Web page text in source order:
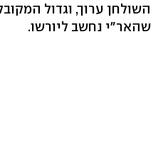
השולחן ערוך, וגדול
שהאר"י נחשב ליורשו.